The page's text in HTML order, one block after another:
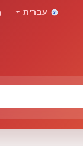
עברית arrow_drop_down